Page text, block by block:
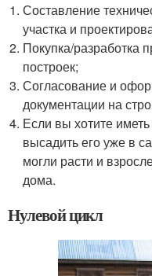
Составление
участка и
Покупка/разработка
построек;
Согласование и
документации на
Если вы хотите
высадить его уже в
могли расти и
дома.
Нулевой цикл